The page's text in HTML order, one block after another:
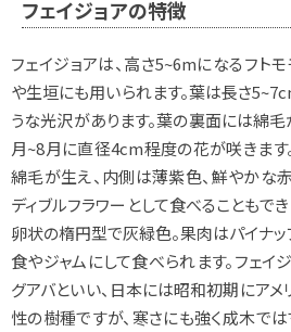
フェイジョアの特徴
フェイジョアは、高さ5~6mになるフト
や生垣にも用いられます。葉は長さ
うな光沢があります。葉の裏面には綿
月~8月に直径4cm程度の花が咲きま
綿毛が生え、内側は薄紫色、鮮やかな
ディブルフラワーとして食べることもで
卵状の楕円型で灰緑色。果肉はパイナッ
食やジャムにして食べられます。フェイ
グアバといい、日本には昭和初期にアメ
性の樹種ですが、寒さにも強く成木で